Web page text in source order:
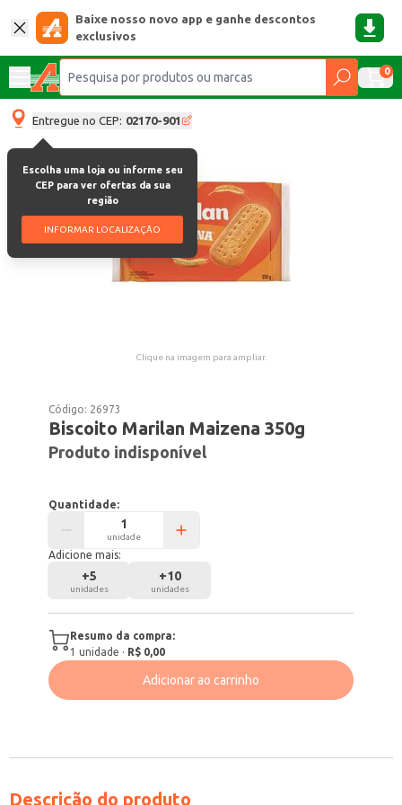
Baixe nosso novo app e ganhe descontos
exclusivos
0
Entregue no CEP: 02170-901
Escolha uma loja ou informe seu
CEP para ver ofertas da sua
região
INFORMAR LOCALIZAÇÃO
Clique na imagem para ampliar.
Código: 26973
Biscoito Marilan Maizena 350g
Produto indisponível
Quantidade:
unidade
Adicione mais:
+5
unidades
+10
unidades
Resumo da compra:
1 unidade · R$ 0,00
Adicionar ao carrinho
Descrição do produto